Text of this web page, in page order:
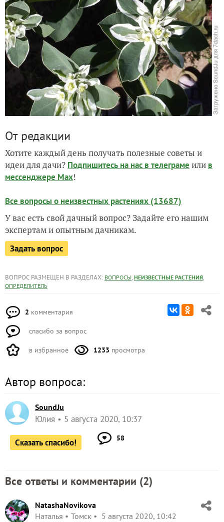
От редакции
Хотите каждый день получать полезные советы и
идеи для дачи? Подпишитесь на нас в телеграме или в
мессенджере Max!
Все вопросы о неизвестных растениях (13687)
У вас есть свой дачный вопрос? Задайте его нашим
экспертам и опытным дачникам.
Задать вопрос
ВОПРОС РАЗМЕЩЕН В РАЗДЕЛАХ: ВОПРОСЫ, НЕИЗВЕСТНЫЕ РАСТЕНИЯ,
ОПРЕДЕЛИТЕЛЬ
2 комментария
спасибо за вопрос
в избранное 1233 просмотра
Автор вопроса:
SoundJu
Юлия 5 августа 2020, 10:37
Сказать спасибо! 58
Все ответы и комментарии (2)
NatashaNovikova
Наталья
Томск 5 августа 2020, 10:42